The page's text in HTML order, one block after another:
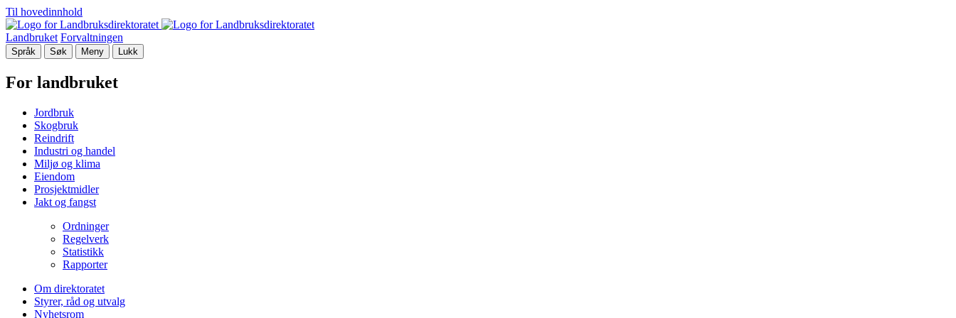
Til hovedinnhold
Landbruket Forvaltningen
Språk Søk Meny Lukk
For landbruket
Jordbruk
Skogbruk
Reindrift
Industri og handel
Miljø og klima
Eiendom
Prosjektmidler
Jakt og fangst
Ordninger
Regelverk
Statistikk
Rapporter
Om direktoratet
Styrer, råd og utvalg
Nyhetsrom